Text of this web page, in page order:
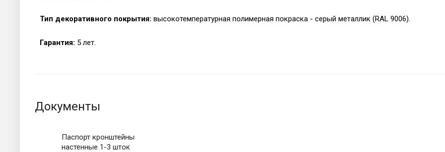
Тип декоративного покрытия: высокотемпературная полимерная покраска - серый металлик (RAL 9006).
Гарантия: 5 лет.
Документы
Паспорт кронштейны
настенные 1-3 шток